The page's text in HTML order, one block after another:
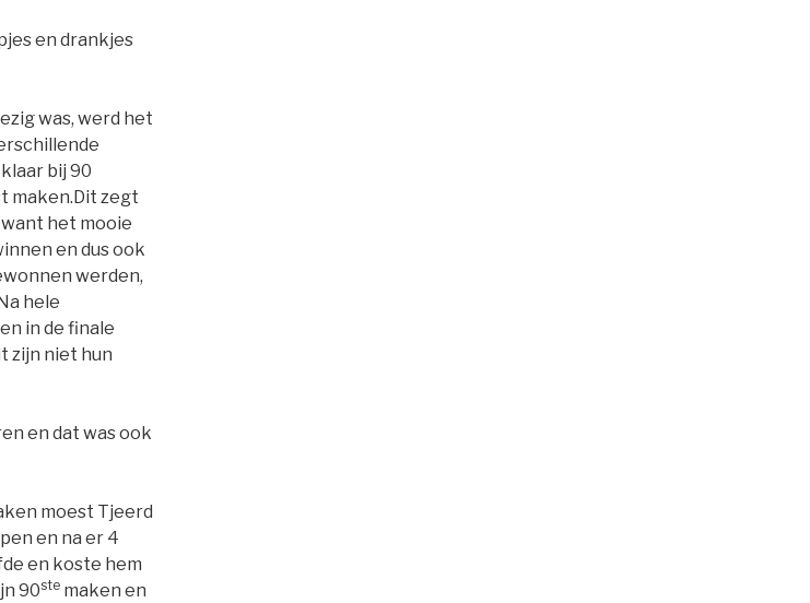
en drankjes
was, werd het
bij 90
maken.Dit zegt
het mooie
en dus ook
werden,
hele
in de finale
zijn niet hun
en dat was ook
moest Tjeerd
en na er 4
en koste hem
90ste maken en